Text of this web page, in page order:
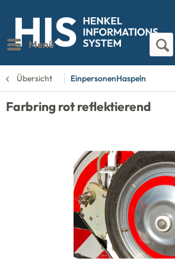
Menü
Übersicht EinpersonenHaspeln
Farbring rot reflektierend